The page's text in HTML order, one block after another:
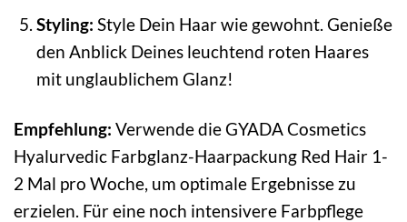
Styling: Style Dein Haar wie gewohnt. Genieße
den Anblick Deines leuchtend roten Haares
mit unglaublichem Glanz!
Empfehlung: Verwende die GYADA Cosmetics
Hyalurvedic Farbglanz-Haarpackung Red Hair 1-
2 Mal pro Woche, um optimale Ergebnisse zu
erzielen. Für eine noch intensivere Farbpflege